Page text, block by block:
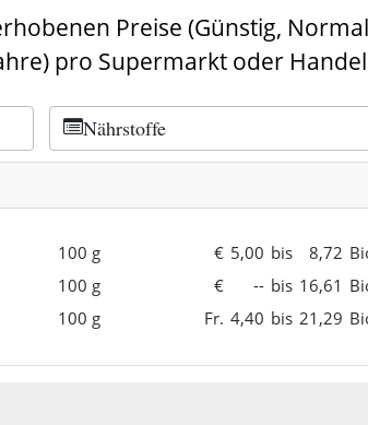
Preise (Günstig,
pro Supermarkt oder
Nährstoffe
100 g € 5,00 bis 8,72
100 g € -- bis 16,61
100 g Fr. 4,40 bis 21,29